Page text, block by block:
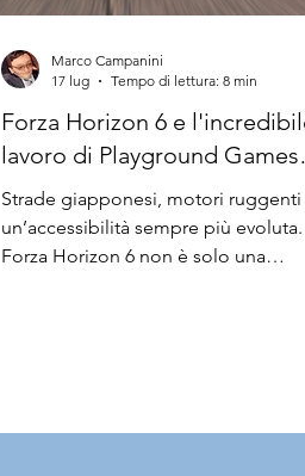
Forza Horizon 6 e
lavoro di Playground Games
sull'accessibilità
Strade giapponesi, motori ruggenti
un’accessibilità sempre più evoluta.
Forza Horizon 6 non è solo una
nell’Early Access, prima ancora del
Marco Campanini
17 lug
Tempo di lettura: 8 min